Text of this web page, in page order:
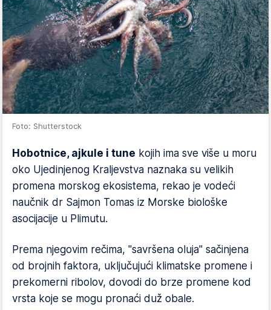
Foto: Shutterstock
Hobotnice, ajkule i tune kojih ima sve više u moru
oko Ujedinjenog Kraljevstva naznaka su velikih
promena morskog ekosistema, rekao je vodeći
naučnik dr Sajmon Tomas iz Morske biološke
asocijacije u Plimutu.
Prema njegovim rečima, "savršena oluja" sačinjena
od brojnih faktora, uključujući klimatske promene i
prekomerni ribolov, dovodi do brze promene kod
vrsta koje se mogu pronaći duž obale.